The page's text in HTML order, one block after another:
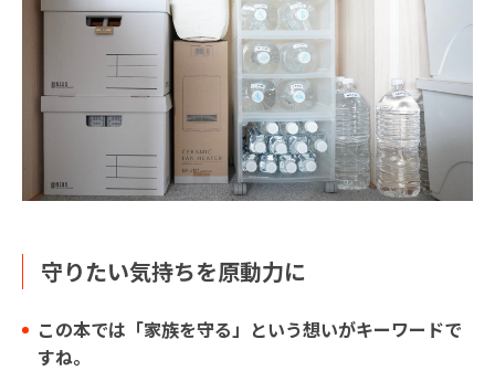
守りたい気持ちを原動力に
この本では「家族を守る」という想いがキーワードで
すね。